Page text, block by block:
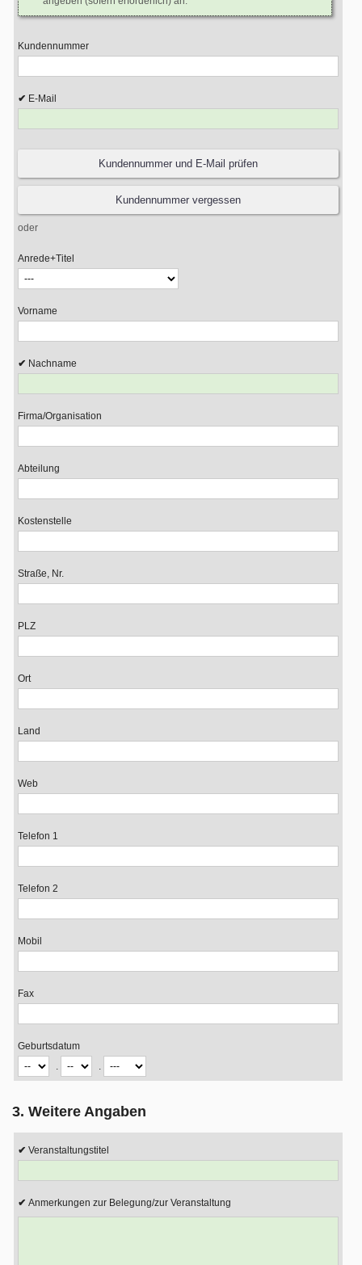
Kundennummer
E-Mail
oder
Anrede+Titel
Vorname
Nachname
Firma/Organisation
Abteilung
Kostenstelle
Straße, Nr.
PLZ
Ort
Land
Web
Telefon 1
Telefon 2
Mobil
Fax
Geburtsdatum
.
.
3. Weitere Angaben
Veranstaltungstitel
Anmerkungen zur Belegung/zur Veranstaltung